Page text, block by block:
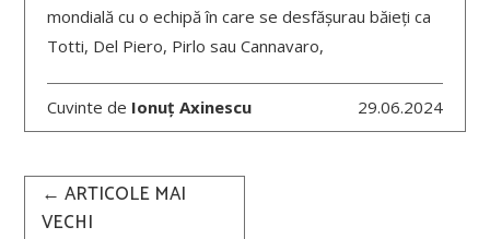
mondială cu o echipă în care se desfășurau băieți ca
Totti, Del Piero, Pirlo sau Cannavaro,
Cuvinte de Ionuț Axinescu 29.06.2024
Post
navigation
← ARTICOLE MAI
VECHI